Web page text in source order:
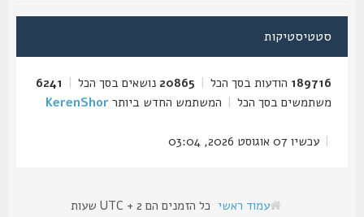
סטטיסטיקות
189716הודעות בסך הכל |
20865נושאים בסך הכל |
6241
משתמשים בסך הכל |המשתמש החדש ביותרKerenShor
עכשיו 07 אוגוסט 2026, 03:04
עמוד ראשי כל הזמנים הם UTC + 2 שעות